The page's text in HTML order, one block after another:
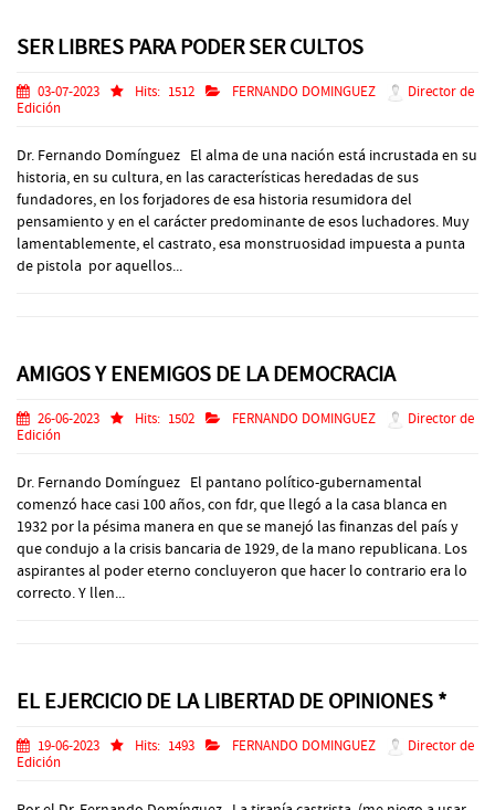
SER LIBRES PARA PODER SER CULTOS
03-07-2023 Hits: 1512 FERNANDO DOMINGUEZ
Director de
Edición
Dr. Fernando Domínguez El alma de una nación está incrustada en su
historia, en su cultura, en las características heredadas de sus
fundadores, en los forjadores de esa historia resumidora del
pensamiento y en el carácter predominante de esos luchadores. Muy
lamentablemente, el castrato, esa monstruosidad impuesta a punta
de pistola por aquellos...
AMIGOS Y ENEMIGOS DE LA DEMOCRACIA
26-06-2023 Hits: 1502 FERNANDO DOMINGUEZ
Director de
Edición
Dr. Fernando Domínguez El pantano político-gubernamental
comenzó hace casi 100 años, con fdr, que llegó a la casa blanca en
1932 por la pésima manera en que se manejó las finanzas del país y
que condujo a la crisis bancaria de 1929, de la mano republicana. Los
aspirantes al poder eterno concluyeron que hacer lo contrario era lo
correcto. Y llen...
EL EJERCICIO DE LA LIBERTAD DE OPINIONES *
19-06-2023 Hits: 1493 FERNANDO DOMINGUEZ
Director de
Edición